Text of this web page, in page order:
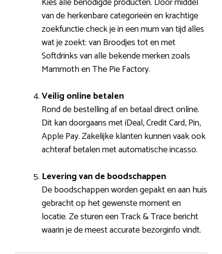
van de herkenbare categorieën en krachtige
zoekfunctie check je in een mum van tijd alles
wat je zoekt: van Broodjes tot en met
Softdrinks van alle bekende merken zoals
Mammoth en The Pie Factory.
Veilig online betalen
Rond de bestelling af en betaal direct online.
Dit kan doorgaans met iDeal, Credit Card, Pin,
Apple Pay. Zakelijke klanten kunnen vaak ook
achteraf betalen met automatische incasso.
Levering van de boodschappen
De boodschappen worden gepakt en aan huis
gebracht op het gewenste moment en
locatie. Ze sturen een Track & Trace bericht
waarin je de meest accurate bezorginfo vindt.